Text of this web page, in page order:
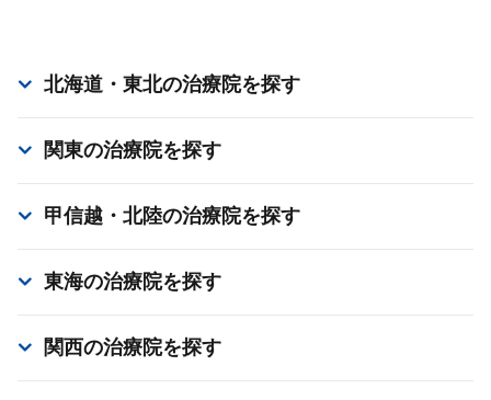
北海道・東北の治療院を探す
関東の治療院を探す
甲信越・北陸の治療院を探す
東海の治療院を探す
関西の治療院を探す